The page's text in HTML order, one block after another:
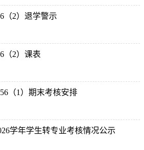
（2）退学警示
（2）课表
（1）期末考核安排
学年学生转专业考核情况公示